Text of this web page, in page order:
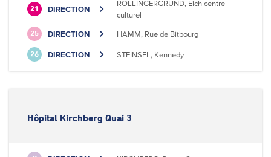
21 DIRECTION
ROLLINGERGRUND, Eich centre
culturel
25 DIRECTION HAMM, Rue de Bitbourg
26 DIRECTION STEINSEL, Kennedy
Hôpital Kirchberg Quai 3